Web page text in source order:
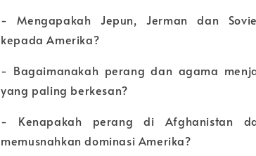
- Mengapakah Jepun, Jerman dan
kepada Amerika?
- Bagaimanakah perang dan agama
yang paling berkesan?
- Kenapakah perang di Afghanistan
memusnahkan dominasi Amerika?